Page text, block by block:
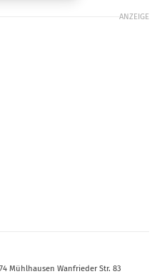
ANZEIGE
Mühlhausen Wanfrieder Str. 83